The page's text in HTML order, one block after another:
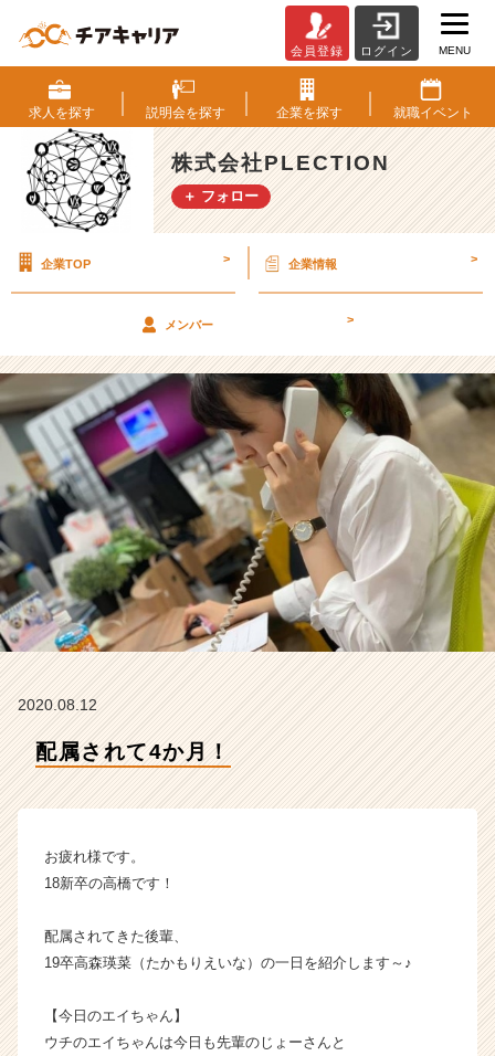
属
さ
れ
て
4
か
会
L
E
C
T
I
O
N
の
タ
イ
ム
ラ
イ
チ
ス
ト
会員登録 ログイン MENU
求人を探す 説明会を探す 企業を探す 就職イベント
株式会社PLECTION
＋ フォロー
企業TOP > 企業情報 >
メンバー >
2020.08.12
配属されて4か月！
お疲れ様です。
18新卒の高橋です！
配属されてきた後輩、
19卒高森瑛菜（たかもりえいな）の一日を紹介します～♪
【今日のエイちゃん】
ウチのエイちゃんは今日も先輩のじょーさんと